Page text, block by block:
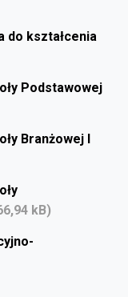
do kształcenia
Podstawowej
Branżowej I
kB)